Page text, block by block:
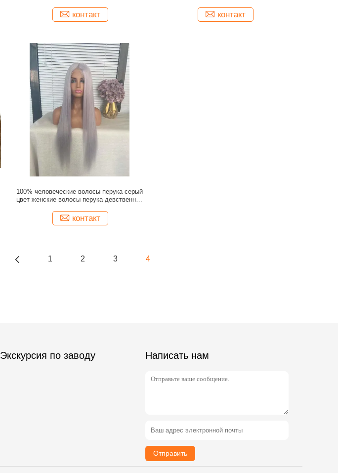
контакт контакт
100% человеческие волосы перука серый
цвет женские волосы перука девственная
контакт
1 2 3 4
Экскурсия по заводу Написать нам
Отправить